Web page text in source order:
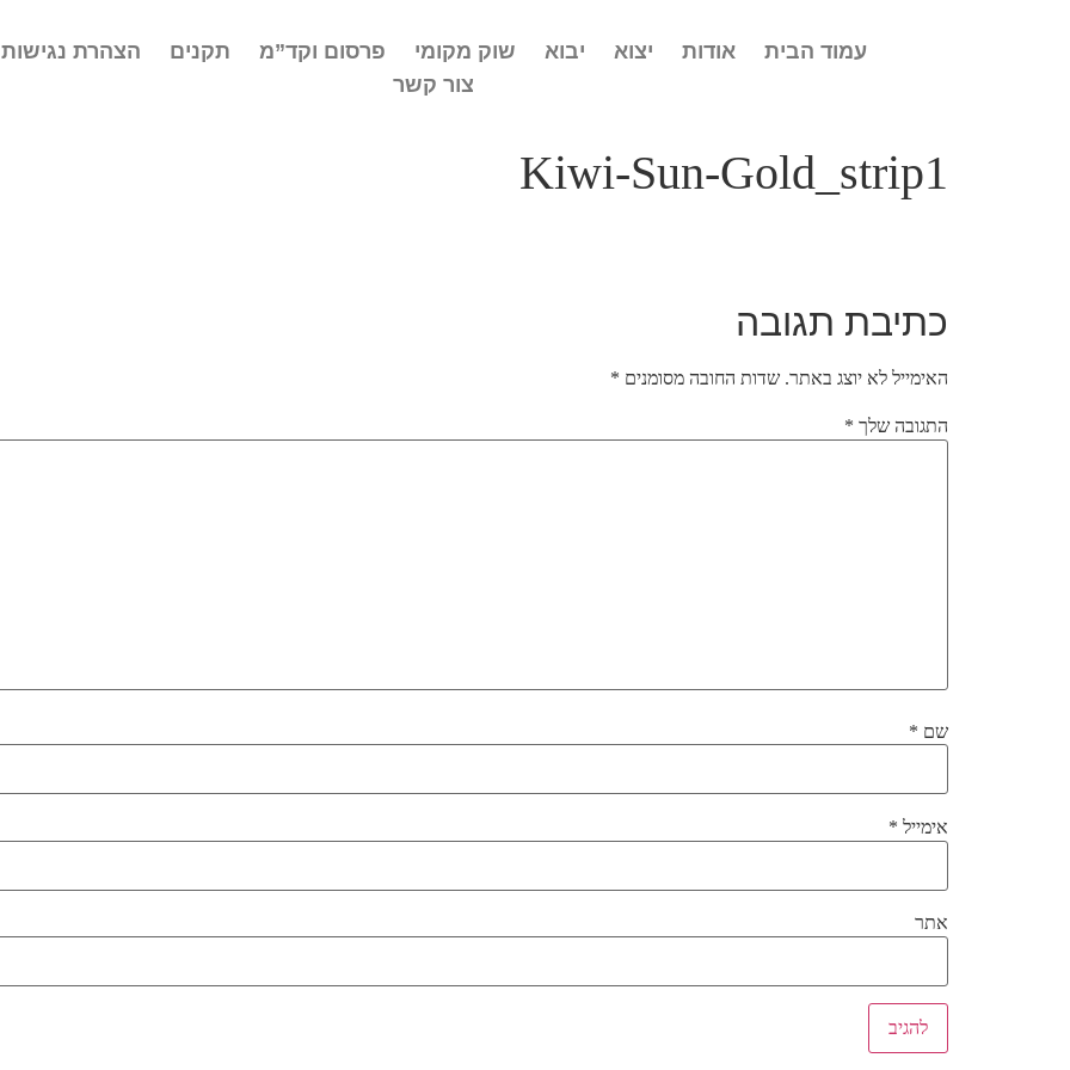
עמוד הבית אודות יצוא יבוא שוק מקומי פרסום וקד”מ תקנים
הצהרת נגישות
צור קשר
Kiwi-Sun-Gold_strip1
כתיבת תגובה
האימייל לא יוצג באתר. שדות החובה מסומנים *
התגובה שלך *
שם *
אימייל *
אתר